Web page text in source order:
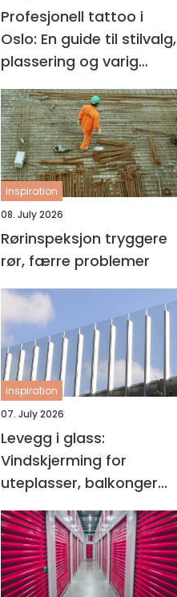
Profesjonell tattoo i
Oslo: En guide til stilvalg,
plassering og varig
kvalitet
inspiration
08. July 2026
Rørinspeksjon tryggere
rør, færre problemer
inspiration
07. July 2026
Levegg i glass:
Vindskjerming for
uteplasser, balkonger
og hager